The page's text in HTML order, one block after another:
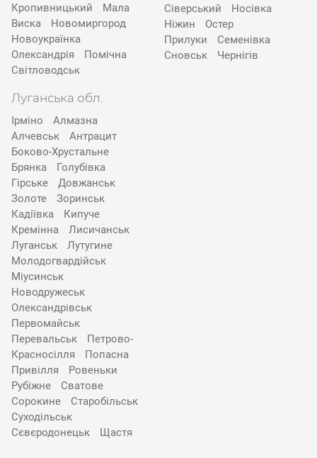
Кропивницький
Мала
Виска
Новомиргород
Новоукраїнка
Олександрія
Помічна
Світловодськ
Луганська обл.
Ірміно
Алмазна
Алчевськ
Антрацит
Боково-Хрустальне
Брянка
Голубівка
Гірське
Довжанськ
Золоте
Зоринськ
Кадіївка
Кипуче
Кремінна
Лисичанськ
Луганськ
Лутугине
Молодогвардійськ
Міусинськ
Новодружеськ
Олександрівськ
Первомайськ
Перевальськ
Петрово-
Красносілля
Попасна
Привілля
Ровеньки
Рубіжне
Сватове
Сорокине
Старобільськ
Суходільськ
Сєвєродонецьк
Щастя
Сіверський
Носівка
Ніжин
Остер
Прилуки
Семенівка
Сновськ
Чернігів